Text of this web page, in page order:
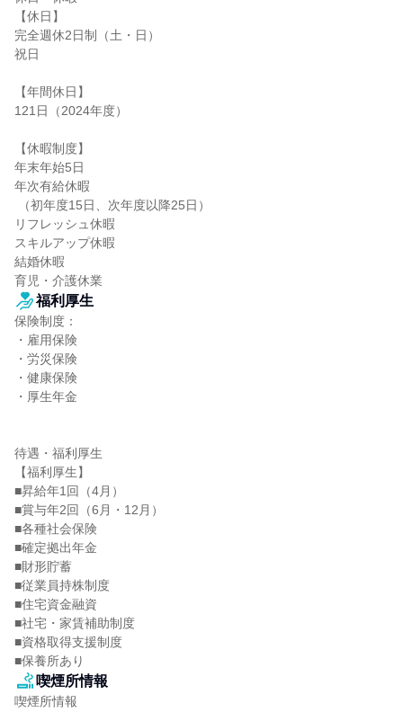
【休日】
完全週休2日制（土・日）
祝日
【年間休日】
121日（2024年度）
【休暇制度】
年末年始5日
年次有給休暇
リフレッシュ休暇
スキルアップ休暇
結婚休暇
育児・介護休業
福利厚生
保険制度：
・雇用保険
・労災保険
・健康保険
・厚生年金
待遇・福利厚生
【福利厚生】
■昇給年1回（4月）
■賞与年2回（6月・12月）
■各種社会保険
■確定拠出年金
■財形貯蓄
■従業員持株制度
■住宅資金融資
■社宅・家賃補助制度
■資格取得支援制度
■保養所あり
喫煙所情報
喫煙所情報